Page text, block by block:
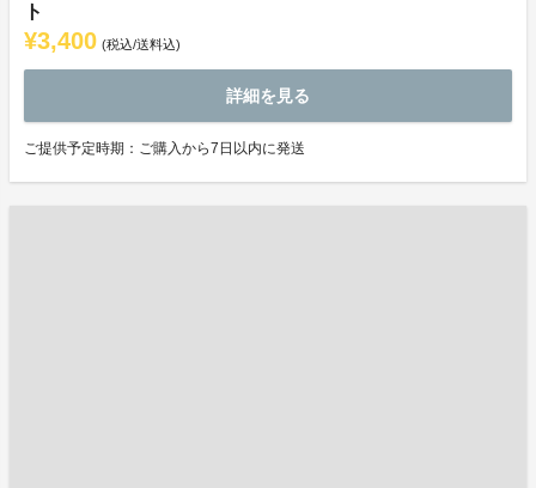
ト
¥3,400 (税込/送料込)
詳細を見る
ご提供予定時期：ご購入から7日以内に発送